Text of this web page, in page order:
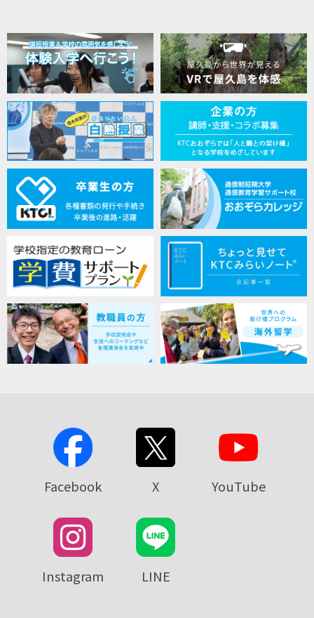
Facebook X YouTube
Instagram LINE